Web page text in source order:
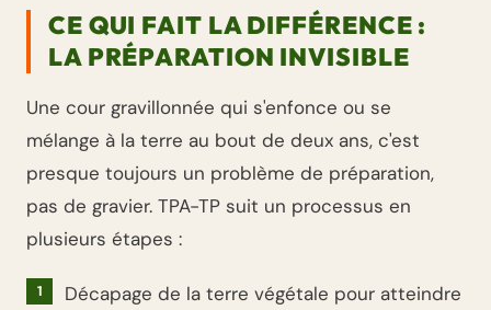
CE QUI FAIT LA DIFFÉRENCE :
LA PRÉPARATION INVISIBLE
Une cour gravillonnée qui s'enfonce ou se
mélange à la terre au bout de deux ans, c'est
presque toujours un problème de préparation,
pas de gravier. TPA-TP suit un processus en
plusieurs étapes :
Décapage de la terre végétale pour atteindre